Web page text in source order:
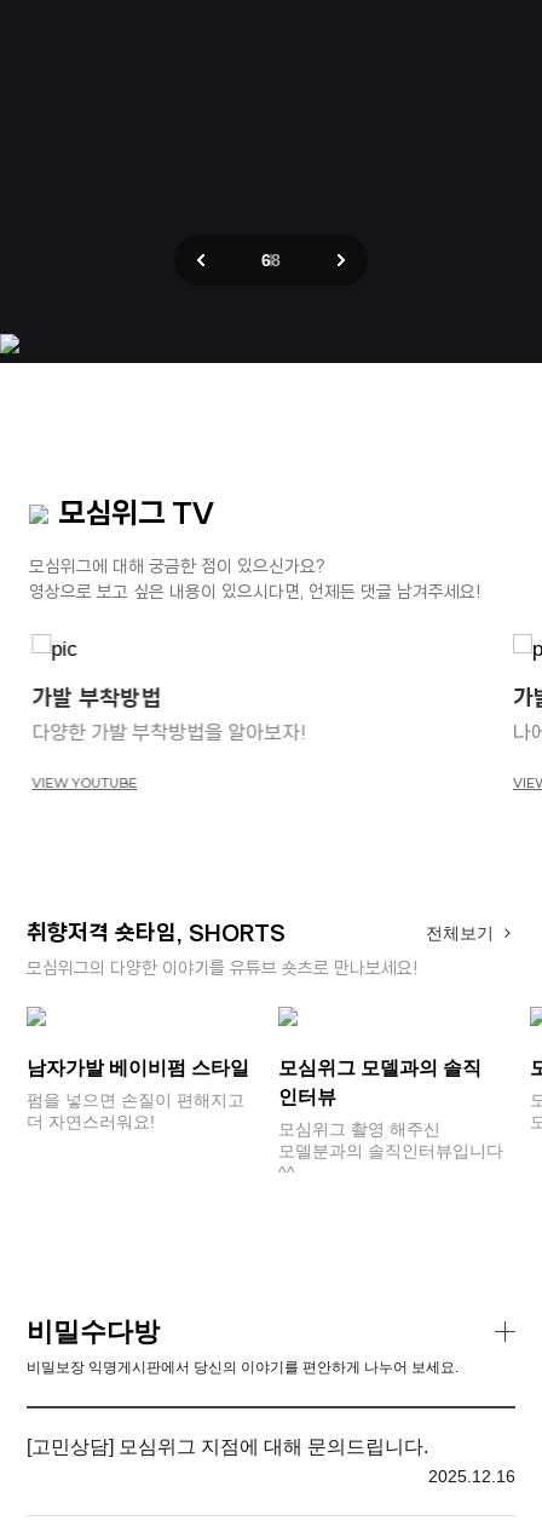
68
모심위그 TV
모심위그에 대해 궁금한 점이 있으신가요?
영상으로 보고 싶은 내용이 있으시다면, 언제든 댓글 남겨주세요!
가발 부착방법
다양한 가발 부착방법을 알아보자!
VIEW YOUTUBE
가
나
취향저격 숏타임, SHORTS 전체보기
모심위그의 다양한 이야기를 유튜브 숏츠로 만나보세요!
남자가발 베이비펌 스타일
펌을 넣으면 손질이 편해지고
더 자연스러워요!
모심위그 모델과의 솔직
인터뷰
모심위그 촬영 해주신
모델분과의 솔직인터뷰입니다
^^
비밀수다방
비밀보장 익명게시판에서 당신의 이야기를 편안하게 나누어 보세요.
[고민상담] 모심위그 지점에 대해 문의드립니다.
2025.12.16